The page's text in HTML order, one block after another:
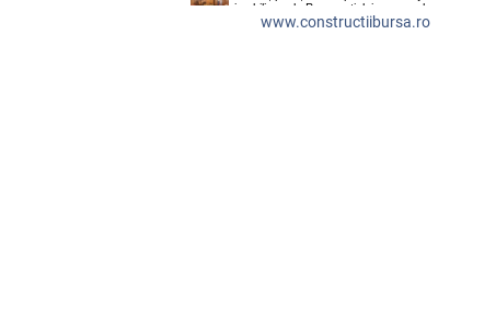
www.constructiibursa.ro